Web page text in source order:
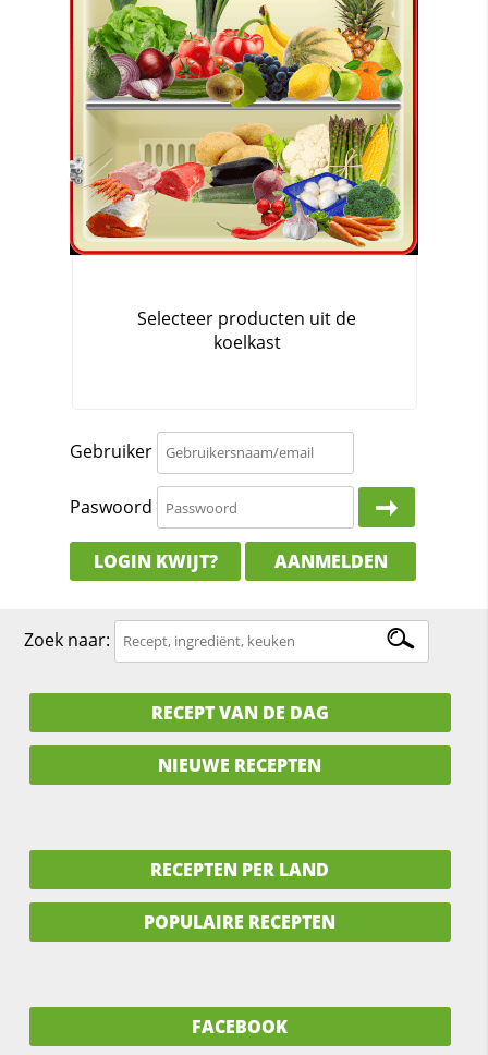
Gebruiker
Paswoord
LOGIN KWIJT? AANMELDEN
Zoek naar:
RECEPT VAN DE DAG
NIEUWE RECEPTEN
RECEPTEN PER LAND
POPULAIRE RECEPTEN
FACEBOOK